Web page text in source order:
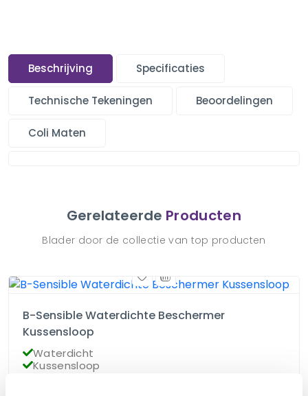
Beschrijving Specificaties
Technische Tekeningen Beoordelingen
Coli Maten
Gerelateerde Producten
Blader door de collectie van top producten
B-Sensible Waterdichte Beschermer
Kussensloop
Waterdicht
Kussensloop